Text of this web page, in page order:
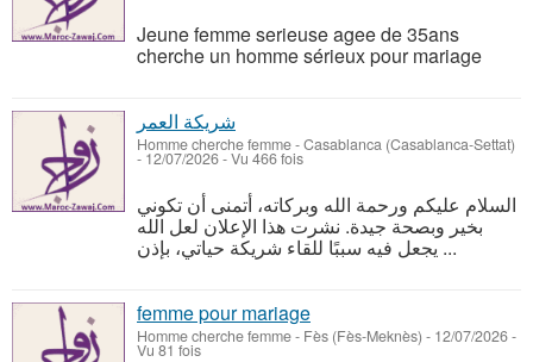
Jeune femme serieuse agee de 35ans
cherche un homme sérieux pour mariage
شريكة العمر
Homme cherche femme-Casablanca (Casablanca-Settat)
- 12/07/2026 - Vu 466 fois
السلام عليكم ورحمة الله وبركاته، أتمنى أن تكوني
بخير وبصحة جيدة. نشرت هذا الإعلان لعل الله
يجعل فيه سببًا للقاء شريكة حياتي، بإذن ...
femme pour mariage
Homme cherche femme- Fès (Fès-Meknès) - 12/07/2026 -
Vu 81 fois